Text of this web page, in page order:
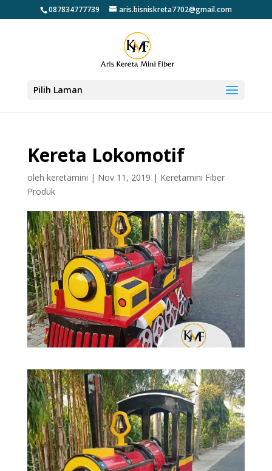
087834777739 aris.bisniskreta7702@gmail.com
Pilih Laman
Kereta Lokomotif
oleh keretamini | Nov 11, 2019 | Keretamini Fiber
Produk